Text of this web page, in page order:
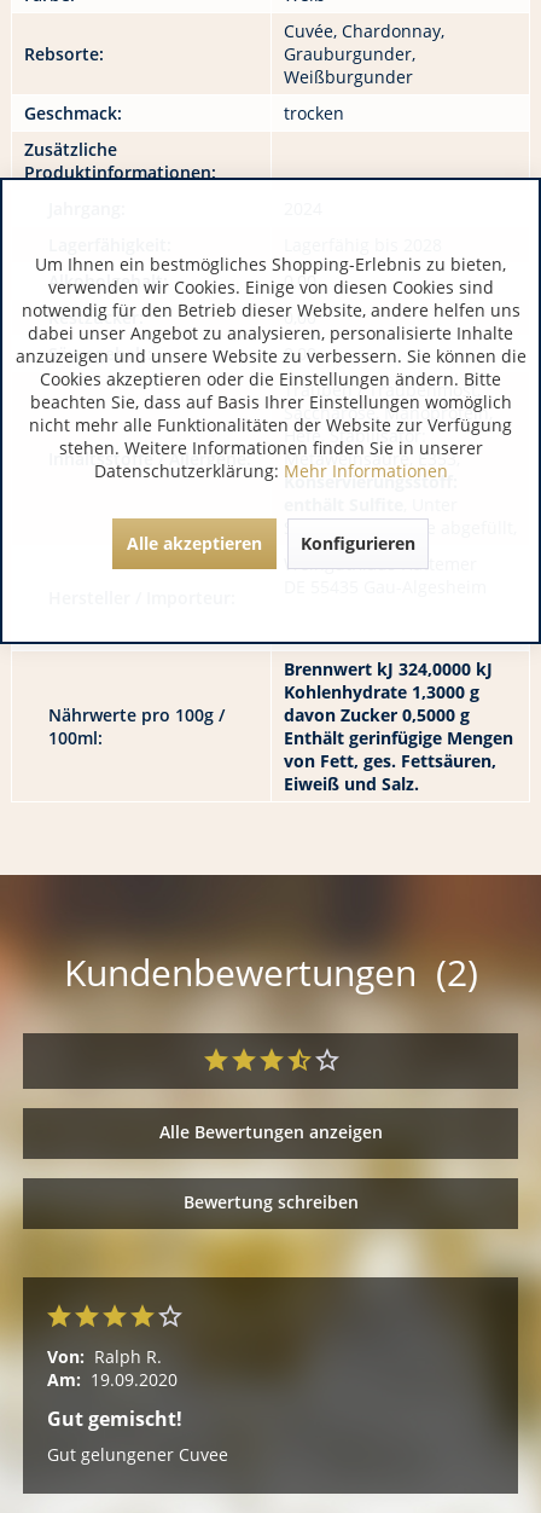
Rebsorte:
Cuvée, Chardonnay,
Grauburgunder,
Weißburgunder
Geschmack:
trocken
Zusätzliche
Produktinformationen:
Alkoholgehalt:
0,00
Restzucker:
0,00
Säuregehalt:
0,00
Inhaltsstoffe / Allergene:
Trauben / Traubenmost,
Saccharose, Manoprotein,
Hefe, Stabilisator:
Metaweinsäure, E353,
Konservierungsstoff:
WeingutKlaus Hattemer
Nährwerte pro 100g /
100ml:
Brennwert kJ 324,0000 kJ
Kohlenhydrate 1,3000 g
davon Zucker 0,5000 g
Enthält gerinfügige Mengen
von Fett, ges. Fettsäuren,
Eiweiß und Salz.
Kundenbewertungen (2)
Alle Bewertungen anzeigen
Bewertung schreiben
Von: Ralph R.
Am: 19.09.2020
Gut gemischt!
Gut gelungener Cuvee
Um Ihnen ein bestmögliches Shopping-Erlebnis zu bieten,
verwenden wir Cookies. Einige von diesen Cookies sind
notwendig für den Betrieb dieser Website, andere helfen uns
dabei unser Angebot zu analysieren, personalisierte Inhalte
anzuzeigen und unsere Website zu verbessern. Sie können die
Cookies akzeptieren oder die Einstellungen ändern. Bitte
beachten Sie, dass auf Basis Ihrer Einstellungen womöglich
nicht mehr alle Funktionalitäten der Website zur Verfügung
stehen. Weitere Informationen finden Sie in unserer
Datenschutzerklärung: Mehr Informationen
Alle akzeptieren Konfigurieren